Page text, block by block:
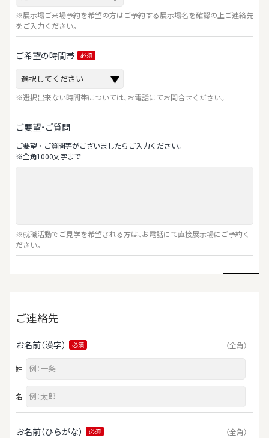
※展示場ご来場予約を希望の方はご予約する展示場名を確認の上ご連絡先
をご入力ください。
ご希望の時間帯 必須
※選択出来ない時間帯については、お電話にてお問合せください。
ご要望・ご質問
ご要望‧ご質問等がございましたらご⼊⼒ください。
※全⾓1000⽂字まで
※就職活動でご見学を希望される方は、お電話にて直接展示場にご予約く
ださい。
ご連絡先
お名前（漢字） 必須 （全角）
姓
名
お名前（ひらがな） 必須 （全角）